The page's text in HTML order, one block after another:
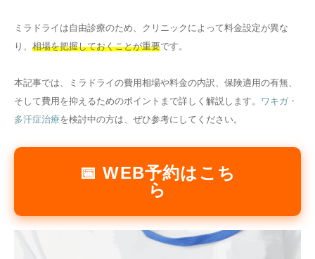
ミラドライは自由診療のため、クリニックによって料金設定が異な
り、 相場を把握しておくことが重要です。
本記事では、ミラドライの費用相場や料金の内訳、保険適用の有無、
そして費用を抑えるためのポイントまで詳しく解説します。 ワキガ・
多汗症治療を検討中の方は、ぜひ参考にしてください。
📅 WEB予約はこち
ら
その他
简体中文 日本語
English